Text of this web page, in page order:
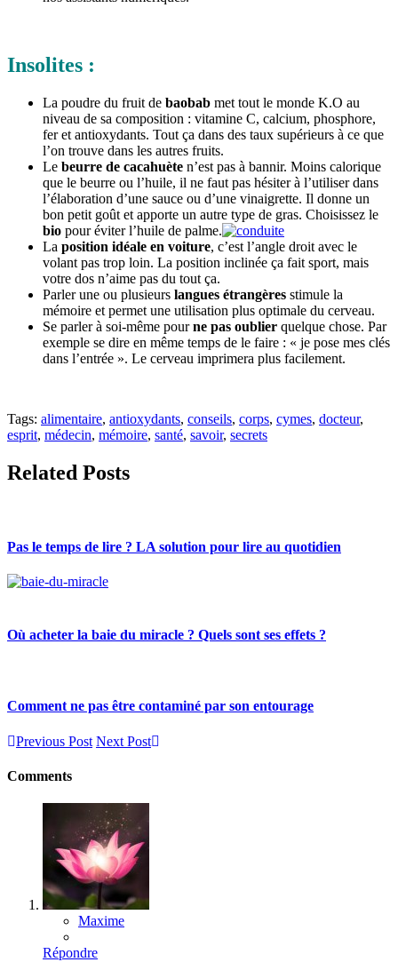
Insolites :
La poudre du fruit de baobab met tout le monde K.O au
niveau de sa composition : vitamine C, calcium, phosphore,
fer et antioxydants. Tout ça dans des taux supérieurs à ce que
l’on trouve dans les autres fruits.
Le beurre de cacahuète n’est pas à bannir. Moins calorique
que le beurre ou l’huile, il ne faut pas hésiter à l’utiliser dans
l’élaboration d’une sauce ou d’une vinaigrette. Il donne un
bon petit goût et apporte un autre type de gras. Choisissez le
bio pour éviter l’huile de palme.
La position idéale en voiture, c’est l’angle droit avec le
volant pas trop loin. La position inclinée ça fait sport, mais
votre dos n’aime pas du tout ça.
Parler une ou plusieurs langues étrangères stimule la
mémoire et permet une utilisation plus optimale du cerveau.
Se parler à soi-même pourne pas oublier quelque chose. Par
exemple se dire en même temps de le faire : « je pose mes clés
dans l’entrée ». Le cerveau imprimera plus facilement.
Tags: alimentaire, antioxydants, conseils, corps, cymes, docteur,
esprit, médecin, mémoire, santé, savoir, secrets
Related Posts
Pas le temps de lire ? LA solution pour lire au quotidien
Où acheter la baie du miracle ? Quels sont ses effets ?
Comment ne pas être contaminé par son entourage
Previous Post Next Post
Comments
Maxime
Répondre